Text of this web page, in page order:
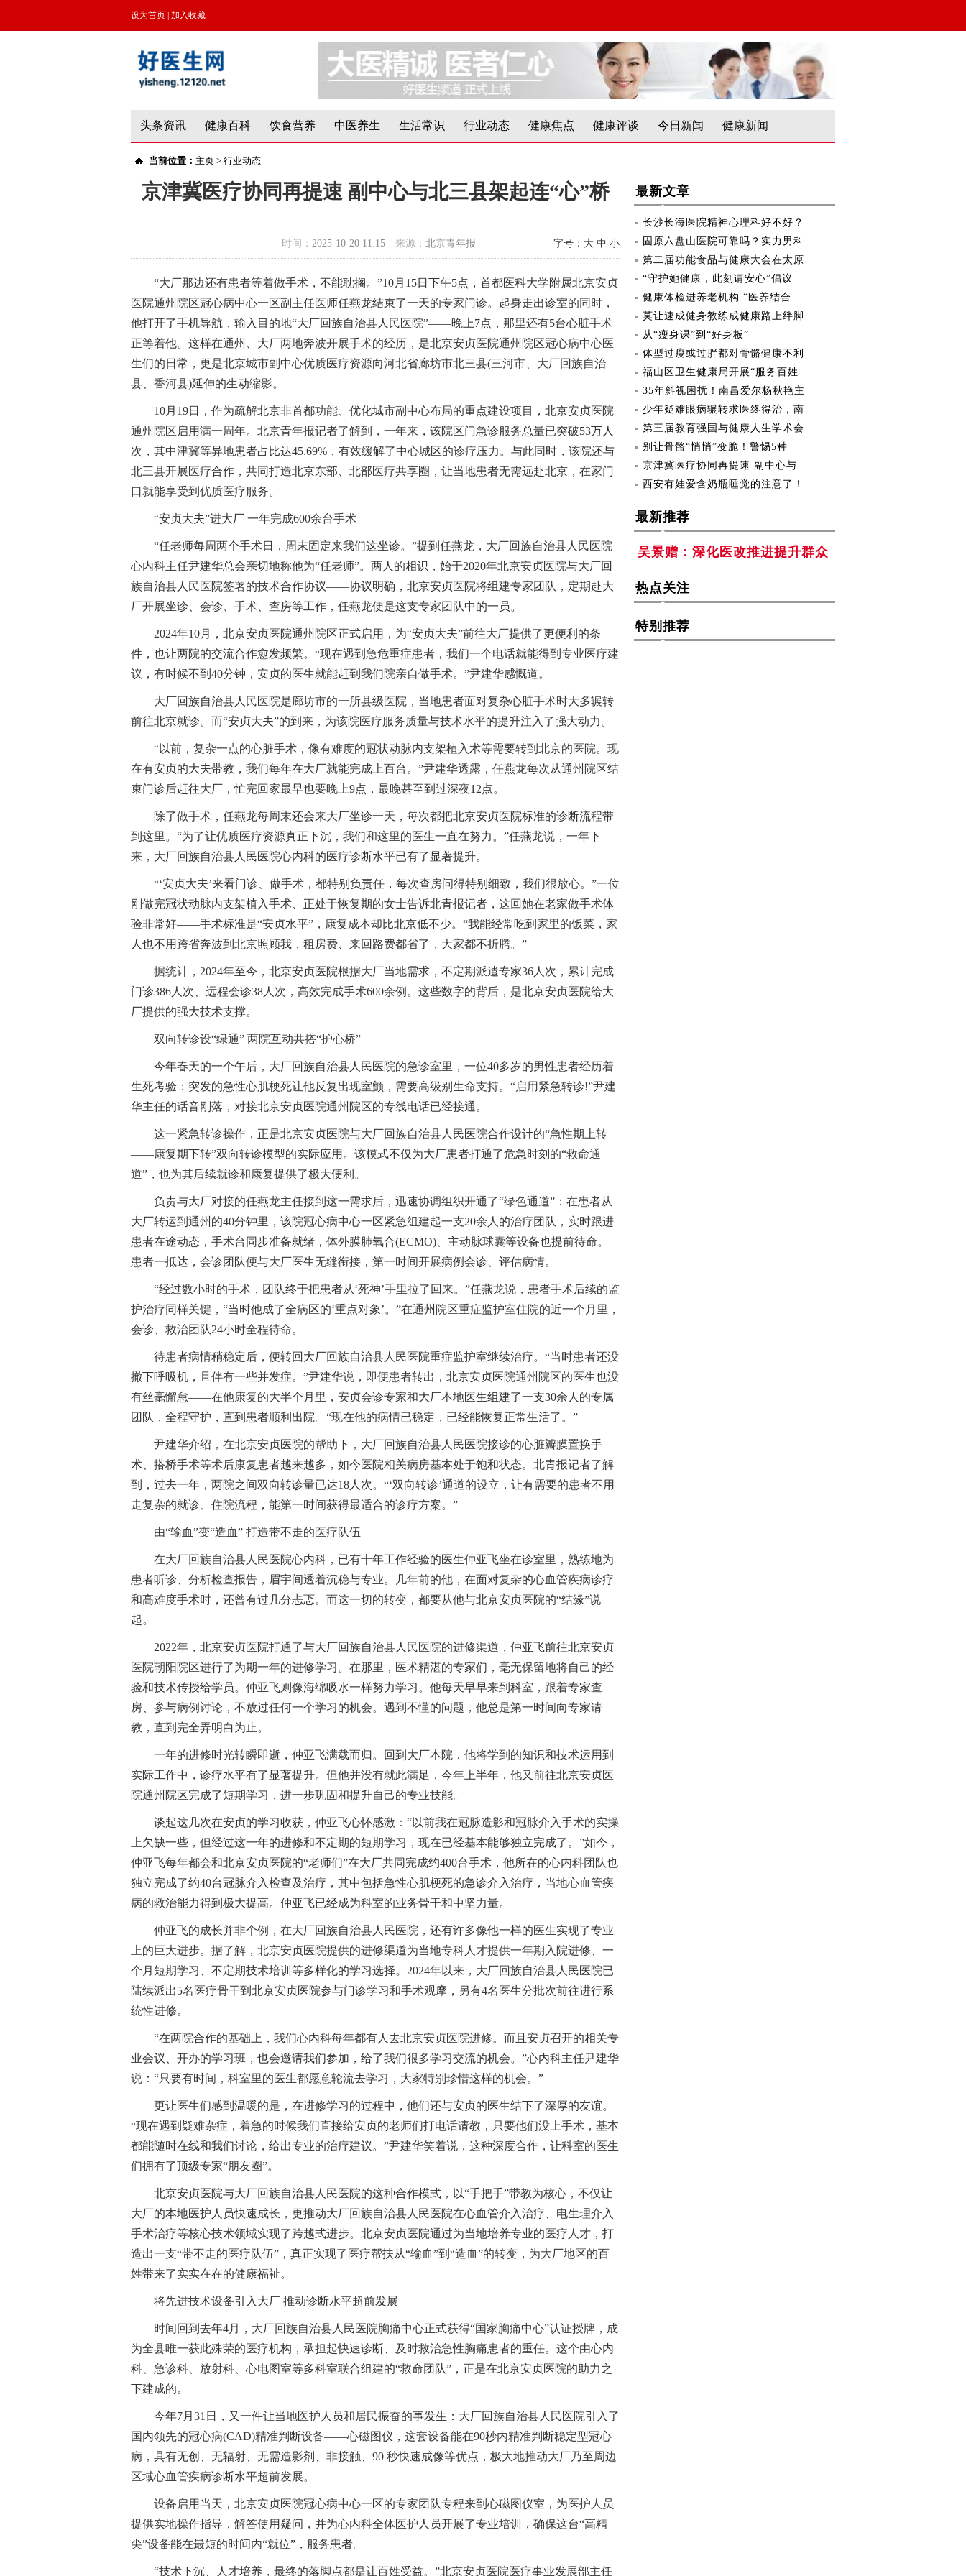
设为首页 加入收藏
头条资讯 健康百科 饮食营养 中医养生 生活常识 行业动态 健康焦点 健康评谈 今日新闻 健康新闻
当前位置： 主页 > 行业动态
京津冀医疗协同再提速 副中心与北三县架起连“心”桥
时间： 2025-10-20 11:15 来源： 北京青年报 字号： 大 中 小
“大厂那边还有患者等着做手术，不能耽搁。”10月15日下午5点，首都医科大学附属北京安贞
医院通州院区冠心病中心一区副主任医师任燕龙结束了一天的专家门诊。起身走出诊室的同时，
他打开了手机导航，输入目的地“大厂回族自治县人民医院”——晚上7点，那里还有5台心脏手术
正等着他。这样在通州、大厂两地奔波开展手术的经历，是北京安贞医院通州院区冠心病中心医
生们的日常，更是北京城市副中心优质医疗资源向河北省廊坊市北三县(三河市、大厂回族自治
县、香河县)延伸的生动缩影。
10月19日，作为疏解北京非首都功能、优化城市副中心布局的重点建设项目，北京安贞医院
通州院区启用满一周年。北京青年报记者了解到，一年来，该院区门急诊服务总量已突破53万人
次，其中津冀等异地患者占比达45.69%，有效缓解了中心城区的诊疗压力。与此同时，该院还与
北三县开展医疗合作，共同打造北京东部、北部医疗共享圈，让当地患者无需远赴北京，在家门
口就能享受到优质医疗服务。
“安贞大夫”进大厂 一年完成600余台手术
“任老师每周两个手术日，周末固定来我们这坐诊。”提到任燕龙，大厂回族自治县人民医院
心内科主任尹建华总会亲切地称他为“任老师”。两人的相识，始于2020年北京安贞医院与大厂回
族自治县人民医院签署的技术合作协议——协议明确，北京安贞医院将组建专家团队，定期赴大
厂开展坐诊、会诊、手术、查房等工作，任燕龙便是这支专家团队中的一员。
2024年10月，北京安贞医院通州院区正式启用，为“安贞大夫”前往大厂提供了更便利的条
件，也让两院的交流合作愈发频繁。“现在遇到急危重症患者，我们一个电话就能得到专业医疗建
议，有时候不到40分钟，安贞的医生就能赶到我们院亲自做手术。”尹建华感慨道。
大厂回族自治县人民医院是廊坊市的一所县级医院，当地患者面对复杂心脏手术时大多辗转
前往北京就诊。而“安贞大夫”的到来，为该院医疗服务质量与技术水平的提升注入了强大动力。
“以前，复杂一点的心脏手术，像有难度的冠状动脉内支架植入术等需要转到北京的医院。现
在有安贞的大夫带教，我们每年在大厂就能完成上百台。”尹建华透露，任燕龙每次从通州院区结
束门诊后赶往大厂，忙完回家最早也要晚上9点，最晚甚至到过深夜12点。
除了做手术，任燕龙每周末还会来大厂坐诊一天，每次都把北京安贞医院标准的诊断流程带
到这里。“为了让优质医疗资源真正下沉，我们和这里的医生一直在努力。”任燕龙说，一年下
来，大厂回族自治县人民医院心内科的医疗诊断水平已有了显著提升。
“‘安贞大夫’来看门诊、做手术，都特别负责任，每次查房问得特别细致，我们很放心。”一位
刚做完冠状动脉内支架植入手术、正处于恢复期的女士告诉北青报记者，这回她在老家做手术体
验非常好——手术标准是“安贞水平”，康复成本却比北京低不少。“我能经常吃到家里的饭菜，家
人也不用跨省奔波到北京照顾我，租房费、来回路费都省了，大家都不折腾。”
据统计，2024年至今，北京安贞医院根据大厂当地需求，不定期派遣专家36人次，累计完成
门诊386人次、远程会诊38人次，高效完成手术600余例。这些数字的背后，是北京安贞医院给大
厂提供的强大技术支撑。
双向转诊设“绿通” 两院互动共搭“护心桥”
今年春天的一个午后，大厂回族自治县人民医院的急诊室里，一位40多岁的男性患者经历着
生死考验：突发的急性心肌梗死让他反复出现室颤，需要高级别生命支持。“启用紧急转诊!”尹建
华主任的话音刚落，对接北京安贞医院通州院区的专线电话已经接通。
这一紧急转诊操作，正是北京安贞医院与大厂回族自治县人民医院合作设计的“急性期上转
——康复期下转”双向转诊模型的实际应用。该模式不仅为大厂患者打通了危急时刻的“救命通
道”，也为其后续就诊和康复提供了极大便利。
负责与大厂对接的任燕龙主任接到这一需求后，迅速协调组织开通了“绿色通道”：在患者从
大厂转运到通州的40分钟里，该院冠心病中心一区紧急组建起一支20余人的治疗团队，实时跟进
患者在途动态，手术台同步准备就绪，体外膜肺氧合(ECMO)、主动脉球囊等设备也提前待命。
患者一抵达，会诊团队便与大厂医生无缝衔接，第一时间开展病例会诊、评估病情。
“经过数小时的手术，团队终于把患者从‘死神’手里拉了回来。”任燕龙说，患者手术后续的监
护治疗同样关键，“当时他成了全病区的‘重点对象’。”在通州院区重症监护室住院的近一个月里，
会诊、救治团队24小时全程待命。
待患者病情稍稳定后，便转回大厂回族自治县人民医院重症监护室继续治疗。“当时患者还没
撤下呼吸机，且伴有一些并发症。”尹建华说，即便患者转出，北京安贞医院通州院区的医生也没
有丝毫懈怠——在他康复的大半个月里，安贞会诊专家和大厂本地医生组建了一支30余人的专属
团队，全程守护，直到患者顺利出院。“现在他的病情已稳定，已经能恢复正常生活了。”
尹建华介绍，在北京安贞医院的帮助下，大厂回族自治县人民医院接诊的心脏瓣膜置换手
术、搭桥手术等术后康复患者越来越多，如今医院相关病房基本处于饱和状态。北青报记者了解
到，过去一年，两院之间双向转诊量已达18人次。“‘双向转诊’通道的设立，让有需要的患者不用
走复杂的就诊、住院流程，能第一时间获得最适合的诊疗方案。”
由“输血”变“造血” 打造带不走的医疗队伍
在大厂回族自治县人民医院心内科，已有十年工作经验的医生仲亚飞坐在诊室里，熟练地为
患者听诊、分析检查报告，眉宇间透着沉稳与专业。几年前的他，在面对复杂的心血管疾病诊疗
和高难度手术时，还曾有过几分忐忑。而这一切的转变，都要从他与北京安贞医院的“结缘”说
起。
2022年，北京安贞医院打通了与大厂回族自治县人民医院的进修渠道，仲亚飞前往北京安贞
医院朝阳院区进行了为期一年的进修学习。在那里，医术精湛的专家们，毫无保留地将自己的经
验和技术传授给学员。仲亚飞则像海绵吸水一样努力学习。他每天早早来到科室，跟着专家查
房、参与病例讨论，不放过任何一个学习的机会。遇到不懂的问题，他总是第一时间向专家请
教，直到完全弄明白为止。
一年的进修时光转瞬即逝，仲亚飞满载而归。回到大厂本院，他将学到的知识和技术运用到
实际工作中，诊疗水平有了显著提升。但他并没有就此满足，今年上半年，他又前往北京安贞医
院通州院区完成了短期学习，进一步巩固和提升自己的专业技能。
谈起这几次在安贞的学习收获，仲亚飞心怀感激：“以前我在冠脉造影和冠脉介入手术的实操
上欠缺一些，但经过这一年的进修和不定期的短期学习，现在已经基本能够独立完成了。”如今，
仲亚飞每年都会和北京安贞医院的“老师们”在大厂共同完成约400台手术，他所在的心内科团队也
独立完成了约40台冠脉介入检查及治疗，其中包括急性心肌梗死的急诊介入治疗，当地心血管疾
病的救治能力得到极大提高。仲亚飞已经成为科室的业务骨干和中坚力量。
仲亚飞的成长并非个例，在大厂回族自治县人民医院，还有许多像他一样的医生实现了专业
上的巨大进步。据了解，北京安贞医院提供的进修渠道为当地专科人才提供一年期入院进修、一
个月短期学习、不定期技术培训等多样化的学习选择。2024年以来，大厂回族自治县人民医院已
陆续派出5名医疗骨干到北京安贞医院参与门诊学习和手术观摩，另有4名医生分批次前往进行系
统性进修。
“在两院合作的基础上，我们心内科每年都有人去北京安贞医院进修。而且安贞召开的相关专
业会议、开办的学习班，也会邀请我们参加，给了我们很多学习交流的机会。”心内科主任尹建华
说：“只要有时间，科室里的医生都愿意轮流去学习，大家特别珍惜这样的机会。”
更让医生们感到温暖的是，在进修学习的过程中，他们还与安贞的医生结下了深厚的友谊。
“现在遇到疑难杂症，着急的时候我们直接给安贞的老师们打电话请教，只要他们没上手术，基本
都能随时在线和我们讨论，给出专业的治疗建议。”尹建华笑着说，这种深度合作，让科室的医生
们拥有了顶级专家“朋友圈”。
北京安贞医院与大厂回族自治县人民医院的这种合作模式，以“手把手”带教为核心，不仅让
大厂的本地医护人员快速成长，更推动大厂回族自治县人民医院在心血管介入治疗、电生理介入
手术治疗等核心技术领域实现了跨越式进步。北京安贞医院通过为当地培养专业的医疗人才，打
造出一支“带不走的医疗队伍”，真正实现了医疗帮扶从“输血”到“造血”的转变，为大厂地区的百
姓带来了实实在在的健康福祉。
将先进技术设备引入大厂 推动诊断水平超前发展
时间回到去年4月，大厂回族自治县人民医院胸痛中心正式获得“国家胸痛中心”认证授牌，成
为全县唯一获此殊荣的医疗机构，承担起快速诊断、及时救治急性胸痛患者的重任。这个由心内
科、急诊科、放射科、心电图室等多科室联合组建的“救命团队”，正是在北京安贞医院的助力之
下建成的。
今年7月31日，又一件让当地医护人员和居民振奋的事发生：大厂回族自治县人民医院引入了
国内领先的冠心病(CAD)精准判断设备——心磁图仪，这套设备能在90秒内精准判断稳定型冠心
病，具有无创、无辐射、无需造影剂、非接触、90 秒快速成像等优点，极大地推动大厂乃至周边
区域心血管疾病诊断水平超前发展。
设备启用当天，北京安贞医院冠心病中心一区的专家团队专程来到心磁图仪室，为医护人员
提供实地操作指导，解答使用疑问，并为心内科全体医护人员开展了专业培训，确保这台“高精
尖”设备能在最短的时间内“就位”，服务患者。
“技术下沉、人才培养，最终的落脚点都是让百姓受益。”北京安贞医院医疗事业发展部主任
最新文章
长沙长海医院精神心理科好不好？
固原六盘山医院可靠吗？实力男科
第二届功能食品与健康大会在太原
“守护她健康，此刻请安心”倡议
健康体检进养老机构 “医养结合
莫让速成健身教练成健康路上绊脚
从“瘦身课”到“好身板”
体型过瘦或过胖都对骨骼健康不利
福山区卫生健康局开展“服务百姓
35年斜视困扰！南昌爱尔杨秋艳主
少年疑难眼病辗转求医终得治，南
第三届教育强国与健康人生学术会
别让骨骼“悄悄”变脆！警惕5种
京津冀医疗协同再提速 副中心与
西安有娃爱含奶瓶睡觉的注意了！
最新推荐
吴景赠：深化医改推进提升群众
热点关注
特别推荐